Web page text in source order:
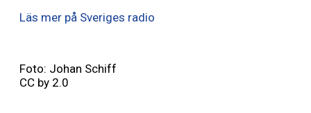
Läs mer på Sveriges radio
Foto: Johan Schiff
CC by 2.0